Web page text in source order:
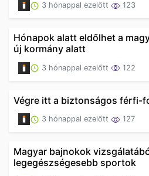
3 hónappal ezelőtt 123
Hónapok alatt eldőlhet a
új kormány alatt
3 hónappal ezelőtt 122
Végre itt a biztonságos férfi-
3 hónappal ezelőtt 127
Magyar bajnokok
legegészségesebb sportok